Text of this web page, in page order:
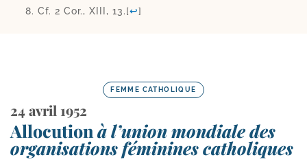
Cf. 2 Cor., XIII, 13.[↩]
FEMME CATHOLIQUE
24 avril 1952
Allocution à l’union mondiale des
organisations féminines catholiques